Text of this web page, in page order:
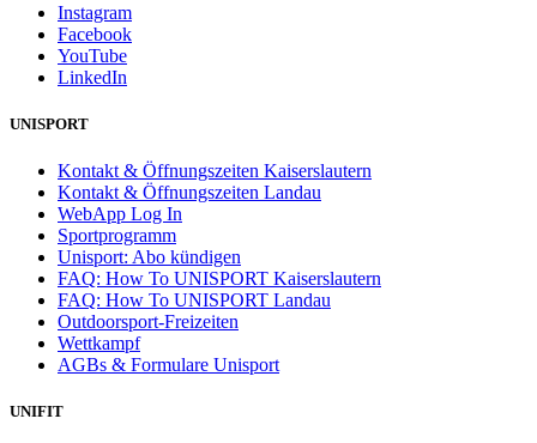
Instagram
Facebook
YouTube
LinkedIn
UNISPORT
Kontakt & Öffnungszeiten Kaiserslautern
Kontakt & Öffnungszeiten Landau
WebApp Log In
Sportprogramm
Unisport: Abo kündigen
FAQ: How To UNISPORT Kaiserslautern
FAQ: How To UNISPORT Landau
Outdoorsport-Freizeiten
Wettkampf
AGBs & Formulare Unisport
UNIFIT